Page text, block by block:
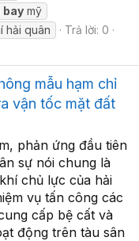
bay mỹ
hải quân
Trả lời: 0
mẫu hạm chỉ
vận tốc mặt đất
phản ứng đầu tiên
sự nói chung là
chủ lực của hải
vụ tấn công các
cấp bệ cất và
động trên tàu sân